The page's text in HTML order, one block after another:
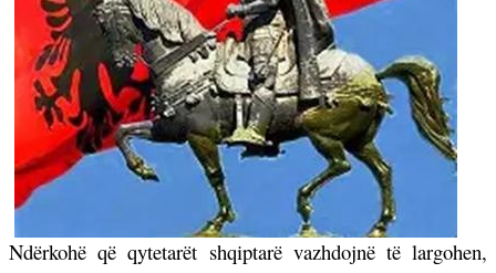
Ndërkohë që qytetarët shqiptarë vazhdojnë të largohen,